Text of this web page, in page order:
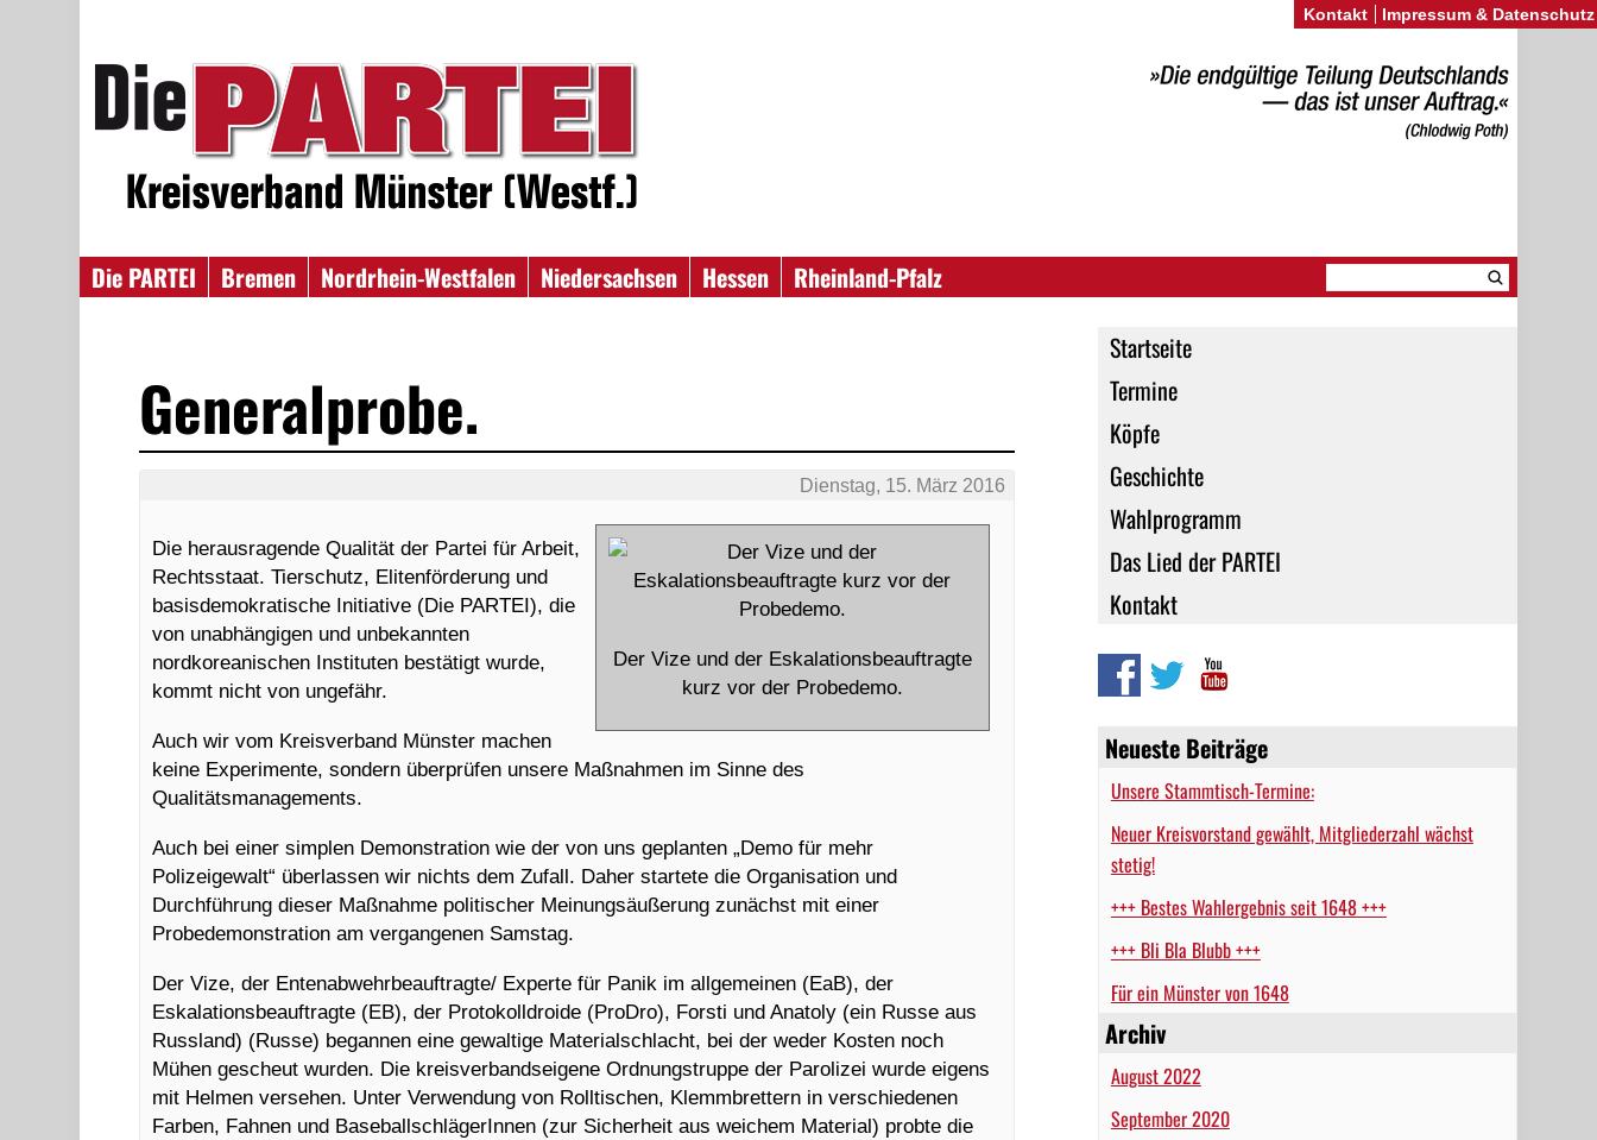
Die PARTEI Bremen Nordrhein-Westfalen Niedersachsen Hessen
Rheinland-Pfalz
Startseite
Termine
Köpfe
Geschichte
Wahlprogramm
Das Lied der PARTEI
Kontakt
Neueste Beiträge
Unsere Stammtisch-Termine:
Neuer Kreisvorstand gewählt, Mitgliederzahl wächst
stetig!
+++ Bestes Wahlergebnis seit 1648 +++
+++ Bli Bla Blubb +++
Für ein Münster von 1648
Archiv
August 2022
September 2020
Generalprobe.
Dienstag, 15. März 2016
Der Vize und der Eskalationsbeauftragte
kurz vor der Probedemo.
Die herausragende Qualität der Partei für Arbeit,
Rechtsstaat. Tierschutz, Elitenförderung und
basisdemokratische Initiative (Die PARTEI), die
von unabhängigen und unbekannten
nordkoreanischen Instituten bestätigt wurde,
kommt nicht von ungefähr.
Auch wir vom Kreisverband Münster machen
keine Experimente, sondern überprüfen unsere Maßnahmen im Sinne des
Qualitätsmanagements.
Auch bei einer simplen Demonstration wie der von uns geplanten „Demo für mehr
Polizeigewalt“ überlassen wir nichts dem Zufall. Daher startete die Organisation und
Durchführung dieser Maßnahme politischer Meinungsäußerung zunächst mit einer
Probedemonstration am vergangenen Samstag.
Der Vize, der Entenabwehrbeauftragte/ Experte für Panik im allgemeinen (EaB), der
Eskalationsbeauftragte (EB), der Protokolldroide (ProDro), Forsti und Anatoly (ein Russe aus
Russland) (Russe) begannen eine gewaltige Materialschlacht, bei der weder Kosten noch
Mühen gescheut wurden. Die kreisverbandseigene Ordnungstruppe der Parolizei wurde eigens
mit Helmen versehen. Unter Verwendung von Rolltischen, Klemmbrettern in verschiedenen
Farben, Fahnen und BaseballschlägerInnen (zur Sicherheit aus weichem Material) probte die
Kontakt Impressum & Datenschutz